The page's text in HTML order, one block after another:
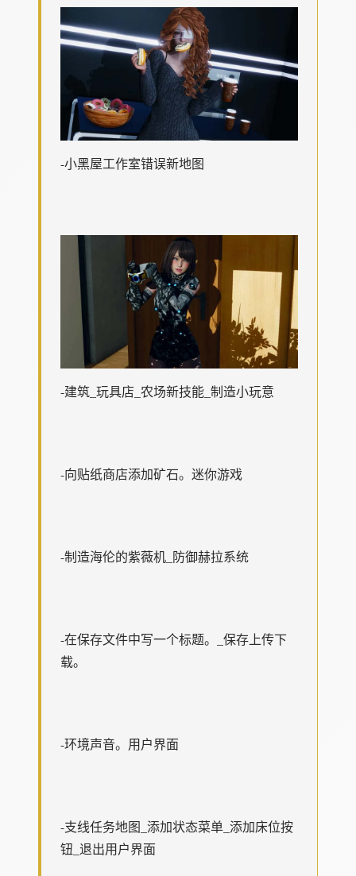
-小黑屋工作室错误新地图
-建筑_玩具店_农场新技能_制造小玩意
-向贴纸商店添加矿石。迷你游戏
-制造海伦的紫薇机_防御赫拉系统
-在保存文件中写一个标题。_保存上传下
载。
-环境声音。用户界面
-支线任务地图_添加状态菜单_添加床位按
钮_退出用户界面